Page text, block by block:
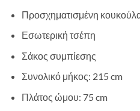
Προσχηματισμένη
Εσωτερική τσέπη
Σάκος συμπίεσης
Συνολικό μήκος: 215 cm
Πλάτος ώμου: 75 cm